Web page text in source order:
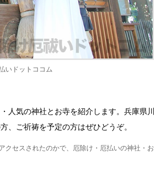
いドットココム
人気の神社とお寺を紹介します。兵庫県川
、ご祈祷を予定の方はぜひどうぞ。
セスされたのかで、厄除け・厄払いの神社・お